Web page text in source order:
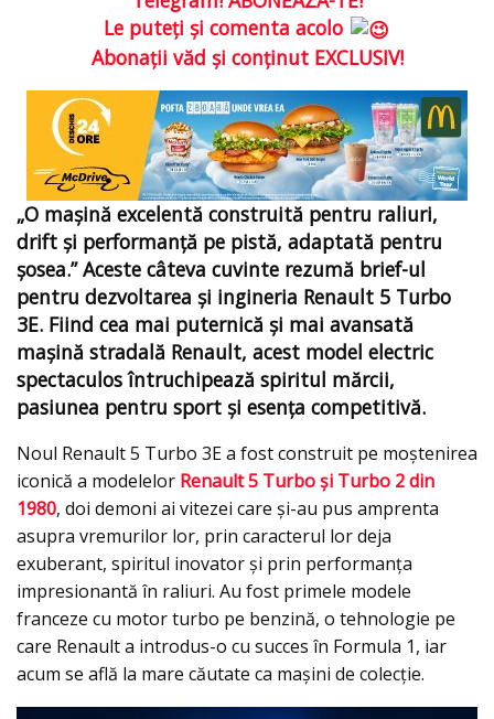
Le puteţi şi comenta acolo
Abonaţii văd şi conţinut EXCLUSIV!
„O mașină excelentă construită pentru raliuri,
drift și performanță pe pistă, adaptată pentru
șosea.” Aceste câteva cuvinte rezumă brief-ul
pentru dezvoltarea și ingineria Renault 5 Turbo
3E. Fiind cea mai puternică și mai avansată
mașină stradală Renault, acest model electric
spectaculos întruchipează spiritul mărcii,
pasiunea pentru sport și esența competitivă.
Noul Renault 5 Turbo 3E a fost construit pe moștenirea
iconică a modelelor Renault 5 Turbo și Turbo 2 din
1980, doi demoni ai vitezei care și-au pus amprenta
asupra vremurilor lor, prin caracterul lor deja
exuberant, spiritul inovator și prin performanța
impresionantă în raliuri. Au fost primele modele
franceze cu motor turbo pe benzină, o tehnologie pe
care Renault a introdus-o cu succes în Formula 1, iar
acum se află la mare căutate ca mașini de colecție.